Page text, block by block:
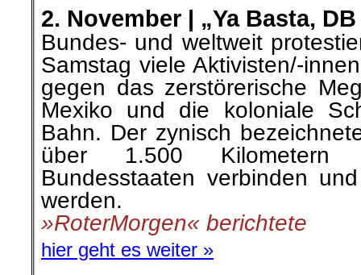
2. November | „Ya Basta,
Bundes- und weltweit
Samstag viele Aktivisten/-
gegen das zerstörerische
Mexiko und die koloniale
Bahn. Der zynisch
über 1.500 Kilometern
Bundesstaaten verbinden
werden.
»RoterMorgen« berichtete
hier geht es weiter »